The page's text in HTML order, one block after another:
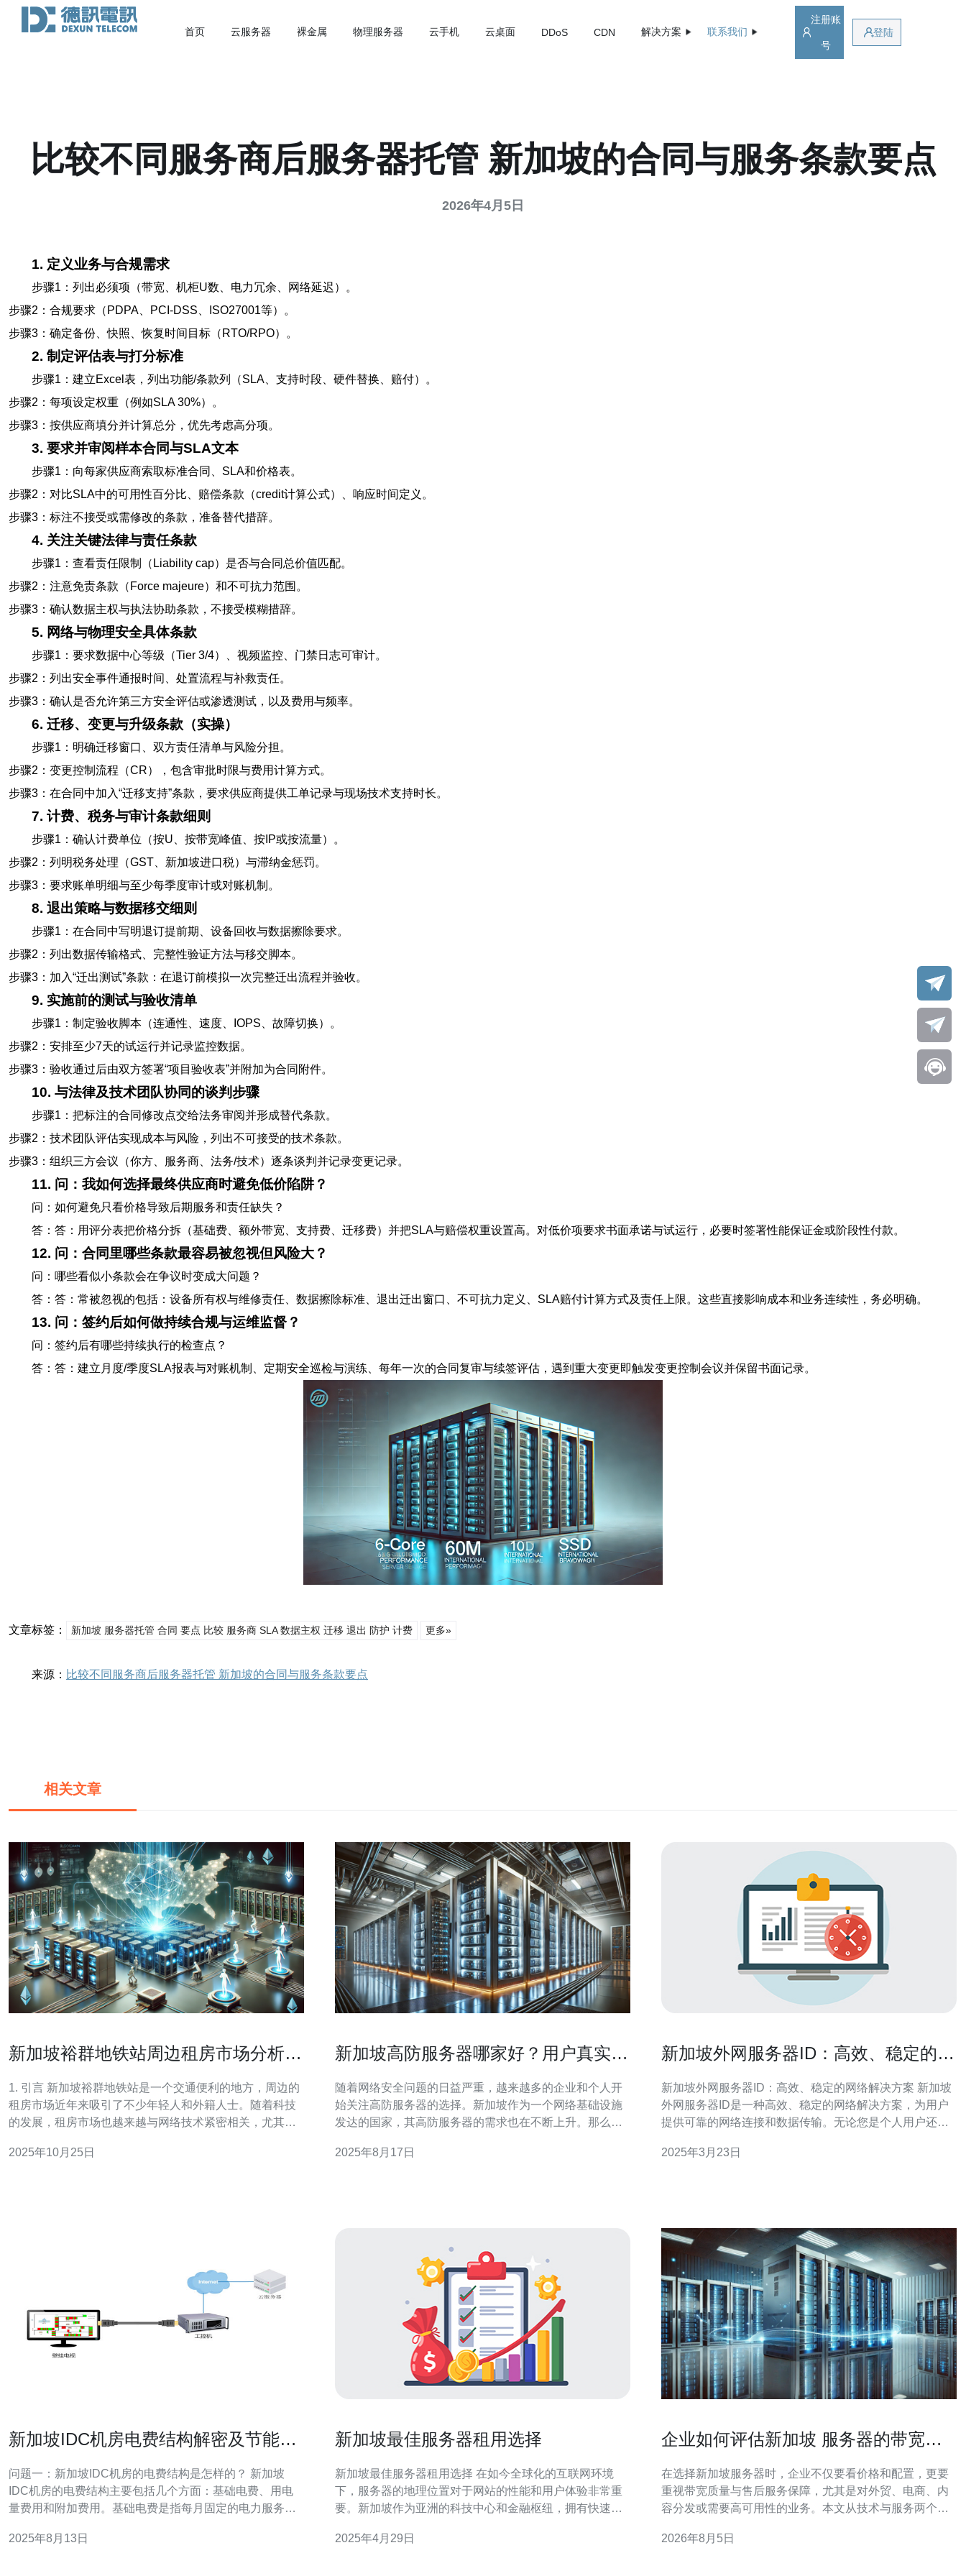
首页 云服务器 裸金属 物理服务器 云手机 云桌面 DDoS CDN 解决方案 联系我们
注册账
号
登陆
比较不同服务商后服务器托管 新加坡的合同与服务条款要点
2026年4月5日
1. 定义业务与合规需求
步骤1：列出必须项（带宽、机柜U数、电力冗余、网络延迟）。
步骤2：合规要求（PDPA、PCI-DSS、ISO27001等）。
步骤3：确定备份、快照、恢复时间目标（RTO/RPO）。
2. 制定评估表与打分标准
步骤1：建立Excel表，列出功能/条款列（SLA、支持时段、硬件替换、赔付）。
步骤2：每项设定权重（例如SLA 30%）。
步骤3：按供应商填分并计算总分，优先考虑高分项。
3. 要求并审阅样本合同与SLA文本
步骤1：向每家供应商索取标准合同、SLA和价格表。
步骤2：对比SLA中的可用性百分比、赔偿条款（credit计算公式）、响应时间定义。
步骤3：标注不接受或需修改的条款，准备替代措辞。
4. 关注关键法律与责任条款
步骤1：查看责任限制（Liability cap）是否与合同总价值匹配。
步骤2：注意免责条款（Force majeure）和不可抗力范围。
步骤3：确认数据主权与执法协助条款，不接受模糊措辞。
5. 网络与物理安全具体条款
步骤1：要求数据中心等级（Tier 3/4）、视频监控、门禁日志可审计。
步骤2：列出安全事件通报时间、处置流程与补救责任。
步骤3：确认是否允许第三方安全评估或渗透测试，以及费用与频率。
6. 迁移、变更与升级条款（实操）
步骤1：明确迁移窗口、双方责任清单与风险分担。
步骤2：变更控制流程（CR），包含审批时限与费用计算方式。
步骤3：在合同中加入“迁移支持”条款，要求供应商提供工单记录与现场技术支持时长。
7. 计费、税务与审计条款细则
步骤1：确认计费单位（按U、按带宽峰值、按IP或按流量）。
步骤2：列明税务处理（GST、新加坡进口税）与滞纳金惩罚。
步骤3：要求账单明细与至少每季度审计或对账机制。
8. 退出策略与数据移交细则
步骤1：在合同中写明退订提前期、设备回收与数据擦除要求。
步骤2：列出数据传输格式、完整性验证方法与移交脚本。
步骤3：加入“迁出测试”条款：在退订前模拟一次完整迁出流程并验收。
9. 实施前的测试与验收清单
步骤1：制定验收脚本（连通性、速度、IOPS、故障切换）。
步骤2：安排至少7天的试运行并记录监控数据。
步骤3：验收通过后由双方签署“项目验收表”并附加为合同附件。
10. 与法律及技术团队协同的谈判步骤
步骤1：把标注的合同修改点交给法务审阅并形成替代条款。
步骤2：技术团队评估实现成本与风险，列出不可接受的技术条款。
步骤3：组织三方会议（你方、服务商、法务/技术）逐条谈判并记录变更记录。
11. 问：我如何选择最终供应商时避免低价陷阱？
问：如何避免只看价格导致后期服务和责任缺失？
答：答：用评分表把价格分拆（基础费、额外带宽、支持费、迁移费）并把SLA与赔偿权重设置高。对低价项要求书面承诺与试运行，必要时签署性能保证金或阶段性付款。
12. 问：合同里哪些条款最容易被忽视但风险大？
问：哪些看似小条款会在争议时变成大问题？
答：答：常被忽视的包括：设备所有权与维修责任、数据擦除标准、退出迁出窗口、不可抗力定义、SLA赔付计算方式及责任上限。这些直接影响成本和业务连续性，务必明确。
13. 问：签约后如何做持续合规与运维监督？
问：签约后有哪些持续执行的检查点？
答：答：建立月度/季度SLA报表与对账机制、定期安全巡检与演练、每年一次的合同复审与续签评估，遇到重大变更即触发变更控制会议并保留书面记录。
文章标签： 新加坡 服务器托管 合同 要点 比较 服务商 SLA 数据主权 迁移 退出 防护 计费 更多»
来源： 比较不同服务商后服务器托管 新加坡的合同与服务条款要点
相关文章
新加坡裕群地铁站周边租房市场分析与
1. 引言 新加坡裕群地铁站是一个交通便利的地方，周边的
租房市场近年来吸引了不少年轻人和外籍人士。随着科技
的发展，租房市场也越来越与网络技术紧密相关，尤其是
化。 在这篇文章中，我们将深入分析裕群地铁站周边的租
2025年10月25日
新加坡高防服务器哪家好？用户真实反
随着网络安全问题的日益严重，越来越多的企业和个人开
始关注高防服务器的选择。新加坡作为一个网络基础设施
发达的国家，其高防服务器的需求也在不断上升。那么，
供详细的步骤指南和用户真实反馈，帮助您做出明智的选
2025年8月17日
新加坡外网服务器ID：高效、稳定的网
新加坡外网服务器ID：高效、稳定的网络解决方案 新加坡
外网服务器ID是一种高效、稳定的网络解决方案，为用户
提供可靠的网络连接和数据传输。无论您是个人用户还是
坡外网服务器ID拥有强大的网络基础设施，确保用户可以
2025年3月23日
新加坡IDC机房电费结构解密及节能方
问题一：新加坡IDC机房的电费结构是怎样的？ 新加坡
IDC机房的电费结构主要包括几个方面：基础电费、用电
量费用和附加费用。基础电费是指每月固定的电力服务费
用是根据实际用电量计算的，通常按千瓦时（kWh）收
2025年8月13日
新加坡最佳服务器租用选择
新加坡最佳服务器租用选择 在如今全球化的互联网环境
下，服务器的地理位置对于网站的性能和用户体验非常重
要。新加坡作为亚洲的科技中心和金融枢纽，拥有快速稳
2025年4月29日
企业如何评估新加坡 服务器的带宽质
在选择新加坡服务器时，企业不仅要看价格和配置，更要
重视带宽质量与售后服务保障，尤其是对外贸、电商、内
容分发或需要高可用性的业务。本文从技术与服务两个维
低风险、提升用户体验。 首先，带宽质量的核心指标包括
2026年8月5日